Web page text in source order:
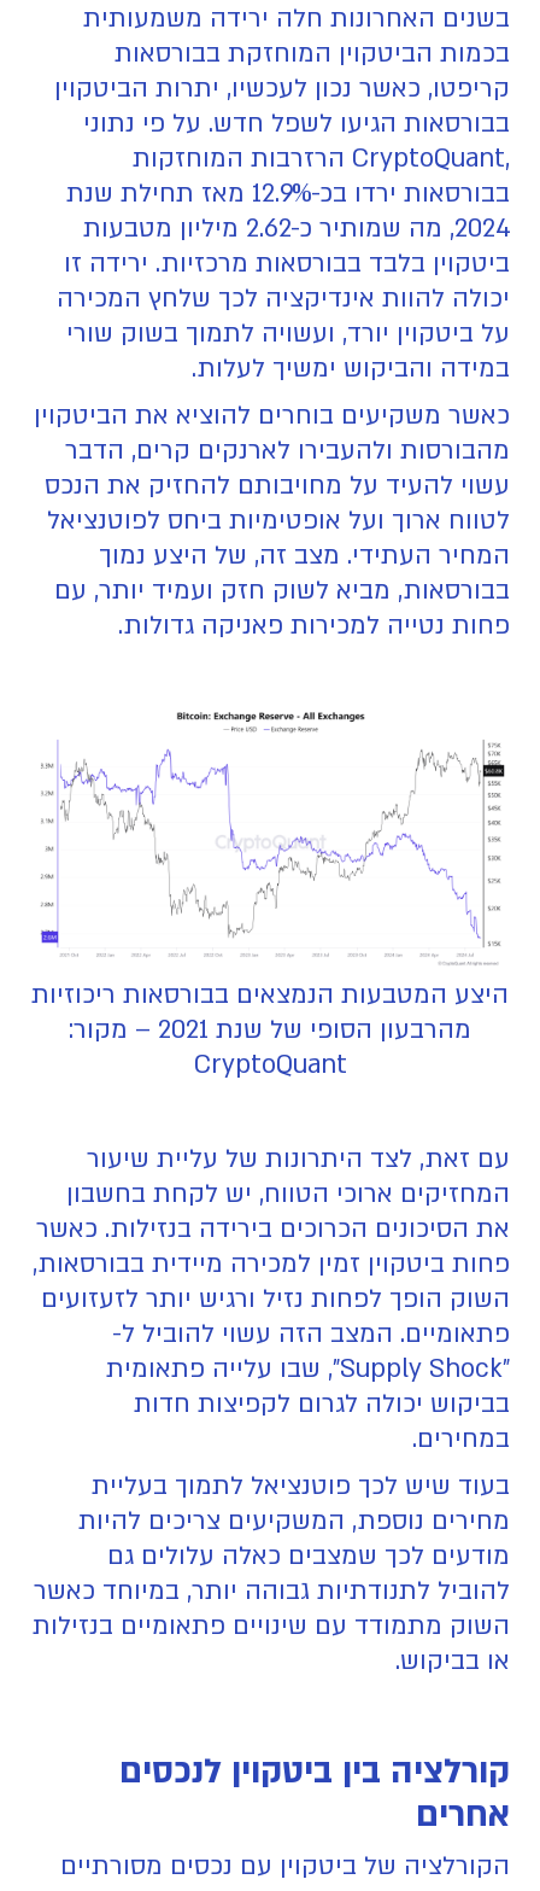
בשנים האחרונות חלה ירידה משמעותית
בכמות הביטקוין המוחזקת בבורסאות
קריפטו, כאשר נכון לעכשיו, יתרות הביטקוין
בבורסאות הגיעו לשפל חדש. על פי נתוני
,CryptoQuant הרזרבות המוחזקות
בבורסאות ירדו בכ-12.9% מאז תחילת שנת
2024, מה שמותיר כ-2.62 מיליון מטבעות
ביטקוין בלבד בבורסאות מרכזיות. ירידה זו
יכולה להוות אינדיקציה לכך שלחץ המכירה
על ביטקוין יורד, ועשויה לתמוך בשוק שורי
במידה והביקוש ימשיך לעלות.
כאשר משקיעים בוחרים להוציא את הביטקוין
מהבורסות ולהעבירו לארנקים קרים, הדבר
עשוי להעיד על מחויבותם להחזיק את הנכס
לטווח ארוך ועל אופטימיות ביחס לפוטנציאל
המחיר העתידי. מצב זה, של היצע נמוך
בבורסאות, מביא לשוק חזק ועמיד יותר, עם
פחות נטייה למכירות פאניקה גדולות.
היצע המטבעות הנמצאים בבורסאות ריכוזיות
מהרבעון הסופי של שנת 2021 – מקור:
CryptoQuant
עם זאת, לצד היתרונות של עליית שיעור
המחזיקים ארוכי הטווח, יש לקחת בחשבון
את הסיכונים הכרוכים בירידה בנזילות. כאשר
פחות ביטקוין זמין למכירה מיידית בבורסאות,
השוק הופך לפחות נזיל ורגיש יותר לזעזועים
פתאומיים. המצב הזה עשוי להוביל ל-
"Supply Shock", שבו עלייה פתאומית
בביקוש יכולה לגרום לקפיצות חדות
במחירים.
בעוד שיש לכך פוטנציאל לתמוך בעליית
מחירים נוספת, המשקיעים צריכים להיות
מודעים לכך שמצבים כאלה עלולים גם
להוביל לתנודתיות גבוהה יותר, במיוחד כאשר
השוק מתמודד עם שינויים פתאומיים בנזילות
או בביקוש.
קורלציה בין ביטקוין לנכסים
אחרים
הקורלציה של ביטקוין עם נכסים מסורתיים